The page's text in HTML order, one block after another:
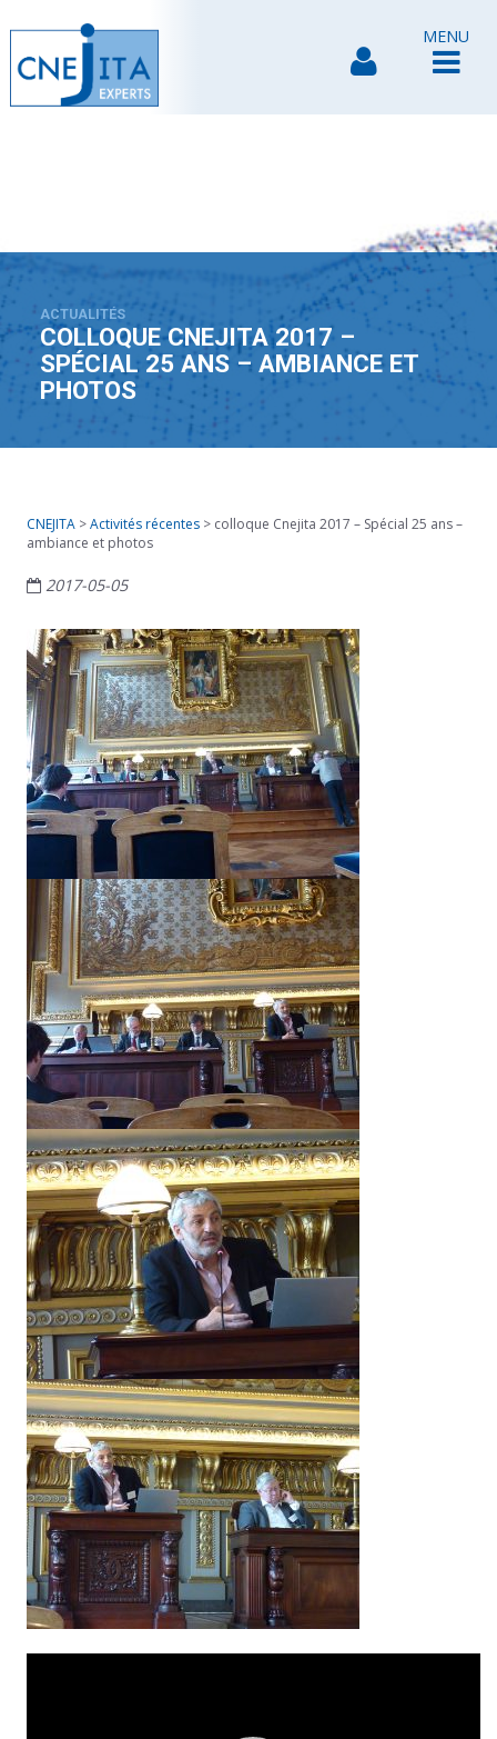
MENU
ACTUALITÉS
COLLOQUE CNEJITA 2017 –
SPÉCIAL 25 ANS – AMBIANCE ET
PHOTOS
CNEJITA>Activités récentes> colloque Cnejita 2017 – Spécial 25 ans –
ambiance et photos
2017-05-05